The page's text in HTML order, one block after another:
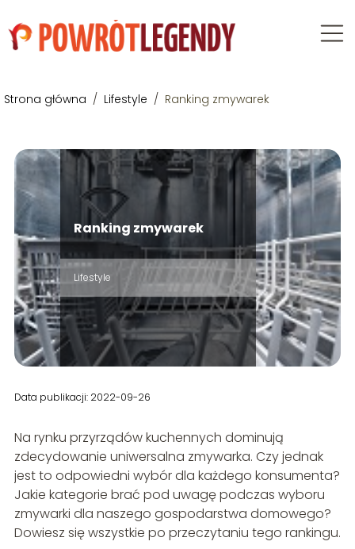
Strona główna / Lifestyle / Ranking zmywarek
Ranking zmywarek
Lifestyle
Data publikacji: 2022-09-26
Na rynku przyrządów kuchennych dominują
zdecydowanie uniwersalna zmywarka. Czy jednak
jest to odpowiedni wybór dla każdego konsumenta?
Jakie kategorie brać pod uwagę podczas wyboru
zmywarki dla naszego gospodarstwa domowego?
Dowiesz się wszystkie po przeczytaniu tego rankingu.